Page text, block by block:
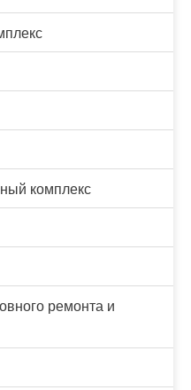
комплекс
ремонта и